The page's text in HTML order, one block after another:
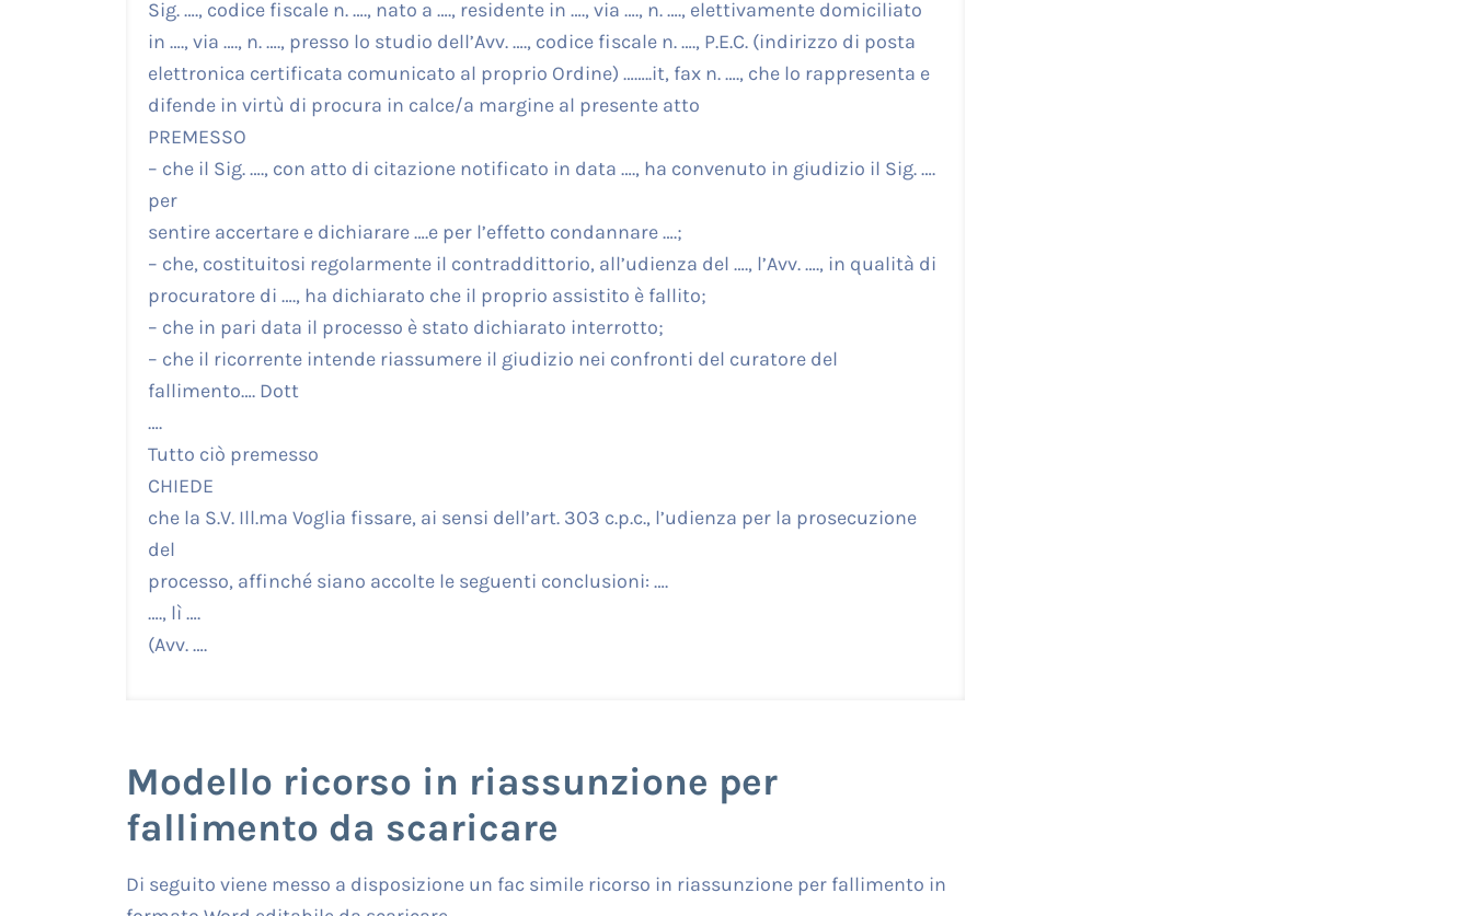
Sig. …., codice fiscale n. …., nato a …., residente in …., via …., n. …., elettivamente domiciliato
in …., via …., n. …., presso lo studio dell’Avv. …., codice fiscale n. …., P.E.C. (indirizzo di posta
elettronica certificata comunicato al proprio Ordine) ……..it, fax n. …., che lo rappresenta e
difende in virtù di procura in calce/a margine al presente atto
PREMESSO
– che il Sig. …., con atto di citazione notificato in data …., ha convenuto in giudizio il Sig. ….
per
sentire accertare e dichiarare ….e per l’effetto condannare ….;
– che, costituitosi regolarmente il contraddittorio, all’udienza del …., l’Avv. …., in qualità di
procuratore di …., ha dichiarato che il proprio assistito è fallito;
– che in pari data il processo è stato dichiarato interrotto;
– che il ricorrente intende riassumere il giudizio nei confronti del curatore del
fallimento…. Dott
….
Tutto ciò premesso
CHIEDE
che la S.V. Ill.ma Voglia fissare, ai sensi dell’art. 303 c.p.c., l’udienza per la prosecuzione
del
processo, affinché siano accolte le seguenti conclusioni: ….
…., lì ….
(Avv. ….
Modello ricorso in riassunzione per
fallimento da scaricare
Di seguito viene messo a disposizione un fac simile ricorso in riassunzione per fallimento in